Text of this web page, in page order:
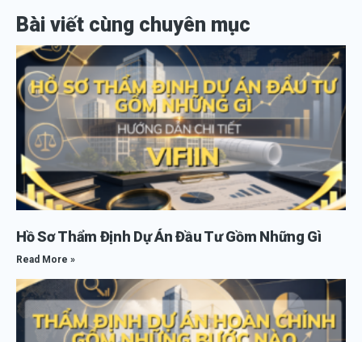
Bài viết cùng chuyên mục
Hồ Sơ Thẩm Định Dự Án Đầu Tư Gồm Những Gì
Read More »